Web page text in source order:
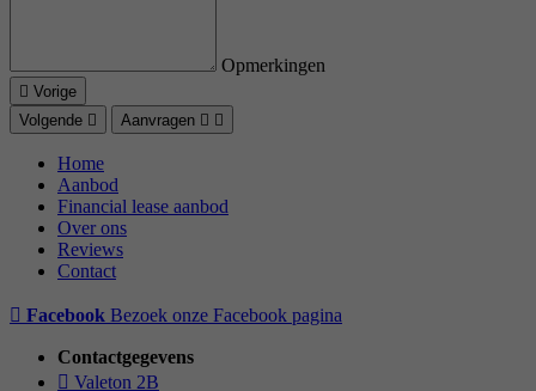
Opmerkingen
Vorige
Volgende
Aanvragen
Home
Aanbod
Financial lease aanbod
Over ons
Reviews
Contact
Facebook Bezoek onze Facebook pagina
Contactgegevens
Valeton 2B